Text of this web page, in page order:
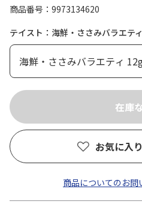
商品番号
9973134620
テイスト：海鮮・ささみバラエテ
お気に入
商品についてのお問